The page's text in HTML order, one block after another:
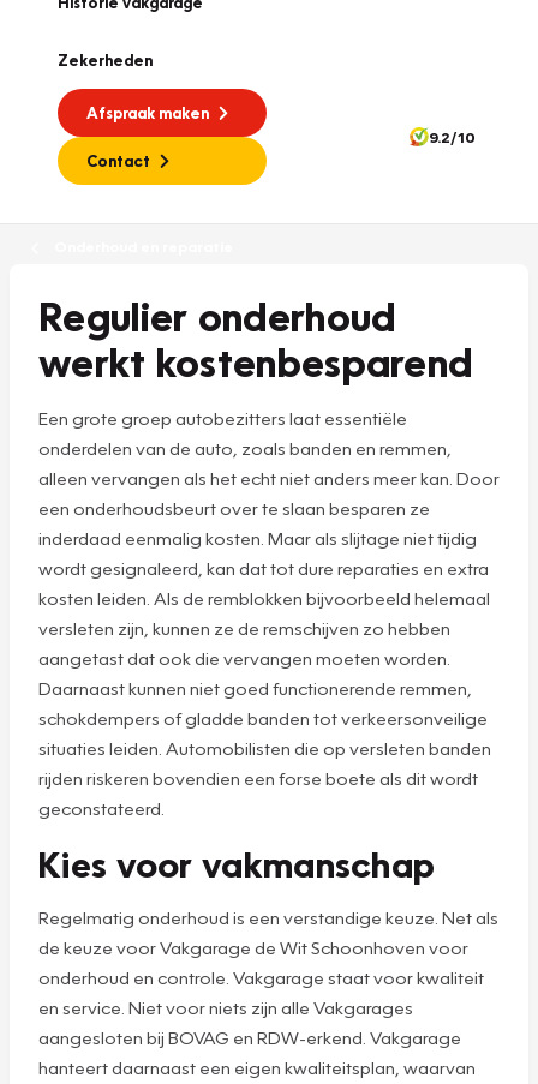
Zekerheden
Afspraak maken
Contact
9.2/10
Regulier onderhoud
werkt kostenbesparend
Een grote groep autobezitters laat essentiële
onderdelen van de auto, zoals banden en remmen,
alleen vervangen als het echt niet anders meer kan. Door
een onderhoudsbeurt over te slaan besparen ze
inderdaad eenmalig kosten. Maar als slijtage niet tijdig
wordt gesignaleerd, kan dat tot dure reparaties en extra
kosten leiden. Als de remblokken bijvoorbeeld helemaal
versleten zijn, kunnen ze de remschijven zo hebben
aangetast dat ook die vervangen moeten worden.
Daarnaast kunnen niet goed functionerende remmen,
schokdempers of gladde banden tot verkeersonveilige
situaties leiden. Automobilisten die op versleten banden
rijden riskeren bovendien een forse boete als dit wordt
geconstateerd.
Kies voor vakmanschap
Regelmatig onderhoud is een verstandige keuze. Net als
de keuze voor Vakgarage de Wit Schoonhoven voor
onderhoud en controle. Vakgarage staat voor kwaliteit
en service. Niet voor niets zijn alle Vakgarages
aangesloten bij BOVAG en RDW-erkend. Vakgarage
hanteert daarnaast een eigen kwaliteitsplan, waarvan